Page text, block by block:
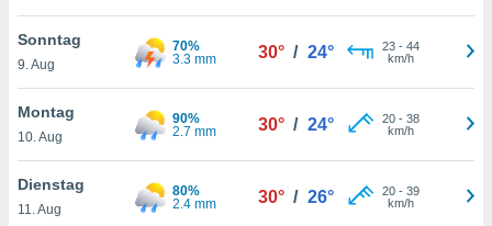
Profil zu
Ihnen
finden
Sonntag
9. Aug
70%
3.3 mm
30° / 24° 23- 44
km/h
Montag
10. Aug
90%
2.7 mm
30° / 24° 20- 38
km/h
Dienstag
11. Aug
80%
2.4 mm
30° / 26° 20- 39
km/h